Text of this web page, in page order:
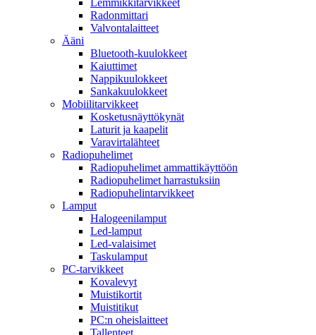
Lemmikkitarvikkeet
Radonmittari
Valvontalaitteet
Ääni
Bluetooth-kuulokkeet
Kaiuttimet
Nappikuulokkeet
Sankakuulokkeet
Mobiilitarvikkeet
Kosketusnäyttökynät
Laturit ja kaapelit
Varavirtalähteet
Radiopuhelimet
Radiopuhelimet ammattikäyttöön
Radiopuhelimet harrastuksiin
Radiopuhelintarvikkeet
Lamput
Halogeenilamput
Led-lamput
Led-valaisimet
Taskulamput
PC-tarvikkeet
Kovalevyt
Muistikortit
Muistitikut
PC:n oheislaitteet
Tallenteet